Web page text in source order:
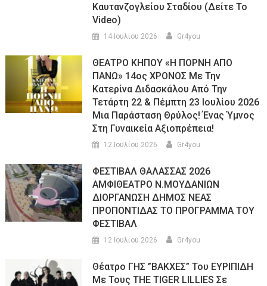
Καυτανζογλείου Σταδίου (Δείτε Το
Video)
14 Ιουλίου 2026 Gr4you
ΘΕΑΤΡΟ ΚΗΠΟΥ «Η ΠΟΡΝΗ ΑΠΟ
ΠΑΝΩ» 14ος ΧΡΟΝΟΣ Με Την
Κατερίνα Διδασκάλου Από Την
Τετάρτη 22 & Πέμπτη 23 Ιουλίου 2026
Μια Παράσταση Θρύλος! Ένας Ύμνος
Στη Γυναικεία Αξιοπρέπεια!
12 Ιουλίου 2026 Gr4you
ΦΕΣΤΙΒΑΛ ΘΑΛΑΣΣΑΣ 2026
ΑΜΦΙΘΕΑΤΡΟ Ν.ΜΟΥΔΑΝΙΩΝ
ΔΙΟΡΓΑΝΩΣΗ ΔΗΜΟΣ ΝΕΑΣ
ΠΡΟΠΟΝΤΙΔΑΣ ΤΟ ΠΡΟΓΡΑΜΜΑ ΤΟΥ
ΦΕΣΤΙΒΑΛ
12 Ιουλίου 2026 Gr4you
Θέατρο ΓΗΣ ”ΒΑΚΧΕΣ” Του ΕΥΡΙΠΙΔΗ
Με Τους THE TIGER LILLIES Σε